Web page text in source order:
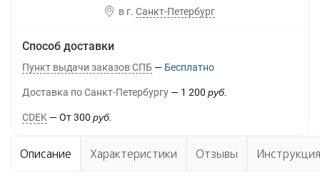
в г. Санкт-Петербург
Способ доставки
Пункт выдачи заказов СПБ Бесплатно
Доставка по Санкт-Петербургу 1 200 руб.
CDEK От 300 руб.
Описание Характеристики Отзывы Инструкция